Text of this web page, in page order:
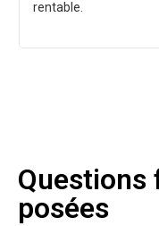
rentable.
Questions
posées